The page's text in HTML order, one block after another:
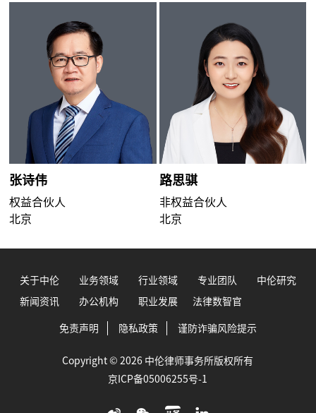
张诗伟
权益合伙人
北京
路思骐
非权益合伙人
北京
关于中伦 业务领域 行业领域 专业团队 中伦研究
新闻资讯 办公机构 职业发展 法律数智官
免责声明 隐私政策 谨防诈骗风险提示
Copyright © 2026 中伦律师事务所版权所有
京ICP备05006255号-1